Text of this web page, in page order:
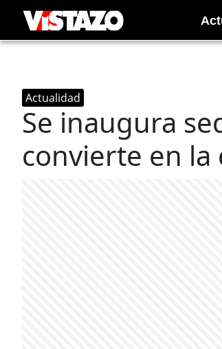
Actualidad
Se inaugura
convierte en la